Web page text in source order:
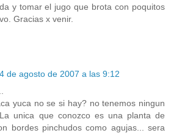
y tomar el jugo que brota con poquitos
Gracias x venir.
de agosto de 2007 a las 9:12
yuca no se si hay? no tenemos ningun
unica que conozco es una planta de
bordes pinchudos como agujas... sera